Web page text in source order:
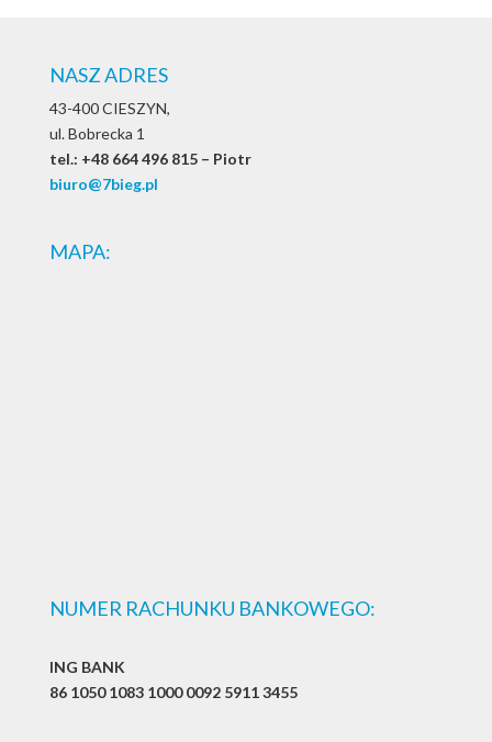
NASZ ADRES
43-400 CIESZYN,
ul. Bobrecka 1
tel.: +48 664 496 815 – Piotr
biuro@7bieg.pl
MAPA:
NUMER RACHUNKU BANKOWEGO:
ING BANK
86 1050 1083 1000 0092 5911 3455